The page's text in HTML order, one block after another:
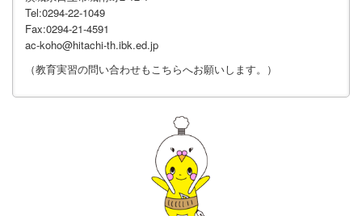
Tel:0294-22-1049
Fax:0294-21-4591
ac-koho@hitachi-th.ibk.ed.jp
（教育実習の問い合わせもこちらへお願いします。）